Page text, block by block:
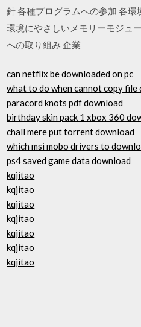
針 各種プログラムへの参加 各
環境にやさしいメモリーモジュ
への取り組み 企業
can netflix be downloaded on pc
what to do when cannot copy file
paracord knots pdf download
birthday skin pack 1 xbox 360
chall mere put torrent download
which msi mobo drivers to
ps4 saved game data download
kqjitao
kqjitao
kqjitao
kqjitao
kqjitao
kqjitao
kqjitao